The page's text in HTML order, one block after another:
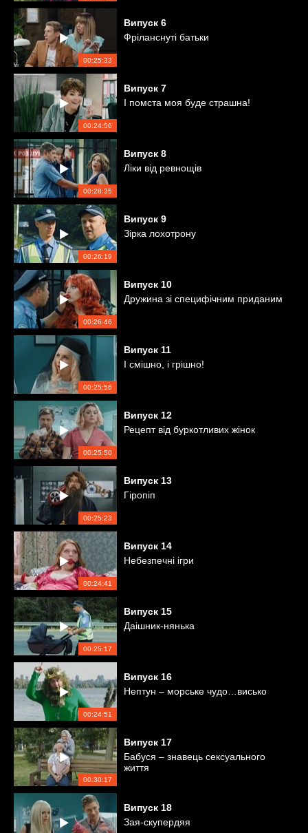
00:25:33
Випуск 6
Фріланснуті батьки
00:24:56
Випуск 7
І помста моя буде страшна!
00:28:35
Випуск 8
Ліки від ревнощів
00:26:19
Випуск 9
Зірка лохотрону
00:26:46
Випуск 10
Дружина зі специфічним приданим
00:25:56
Випуск 11
І смішно, і грішно!
00:25:50
Випуск 12
Рецепт від буркотливих жінок
00:25:23
Випуск 13
Гіропіп
00:24:41
Випуск 14
Небезпечні ігри
00:25:17
Випуск 15
Даішник-нянька
00:24:51
Випуск 16
Нептун – морське чудо…висько
00:30:17
Випуск 17
Бабуся – знавець сексуального
життя
Випуск 18
Зая-скупердяя